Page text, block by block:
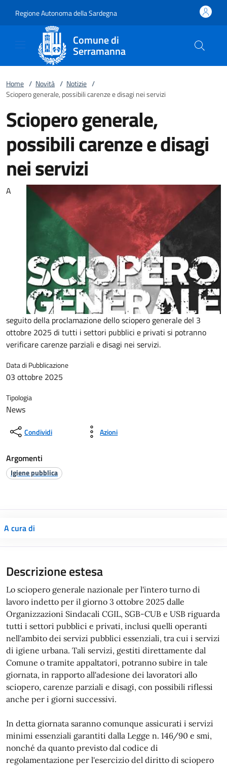
Regione Autonoma della Sardegna
Comune di
Serramanna
Home / Novità / Notizie /
Sciopero generale, possibili carenze e disagi nei servizi
Sciopero generale,
possibili carenze e disagi
nei servizi
A
seguito della proclamazione dello sciopero generale del 3
ottobre 2025 di tutti i settori pubblici e privati si potranno
verificare carenze parziali e disagi nei servizi.
Data di Pubblicazione
03 ottobre 2025
Tipologia
News
Condividi Azioni
Argomenti
Igiene pubblica
A cura di
Descrizione estesa
Lo sciopero generale nazionale per l'intero turno di
lavoro indetto per il giorno 3 ottobre 2025 dalle
Organizzazioni Sindacali CGIL, SGB-CUB e USB riguarda
tutti i settori pubblici e privati, inclusi quelli operanti
nell'ambito dei servizi pubblici essenziali, tra cui i servizi
di igiene urbana. Tali servizi, gestiti direttamente dal
Comune o tramite appaltatori, potranno subire in tale
giornata, in rapporto all'adesione dei lavoratori allo
sciopero, carenze parziali e disagi, con possibili riflessi
anche per i giorni successivi.
In detta giornata saranno comunque assicurati i servizi
minimi essenziali garantiti dalla Legge n. 146/90 e smi,
nonché da quanto previsto dal codice di
regolamentazione per l'esercizio del diritto di sciopero